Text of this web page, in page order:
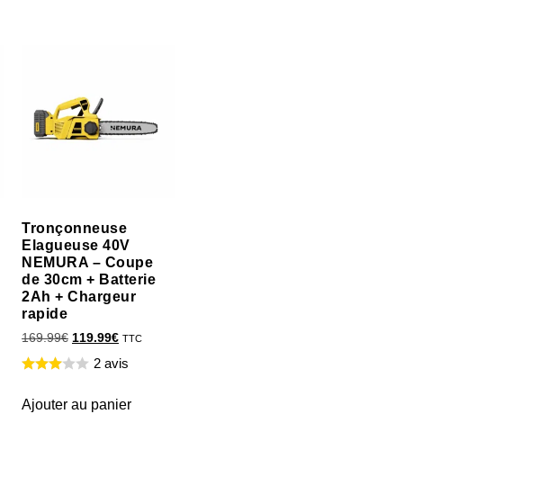
Tronçonneuse
Elagueuse 40V
NEMURA – Coupe
de 30cm + Batterie
2Ah + Chargeur
rapide
169.99€ 119.99€ TTC
2 avis
Ajouter au panier